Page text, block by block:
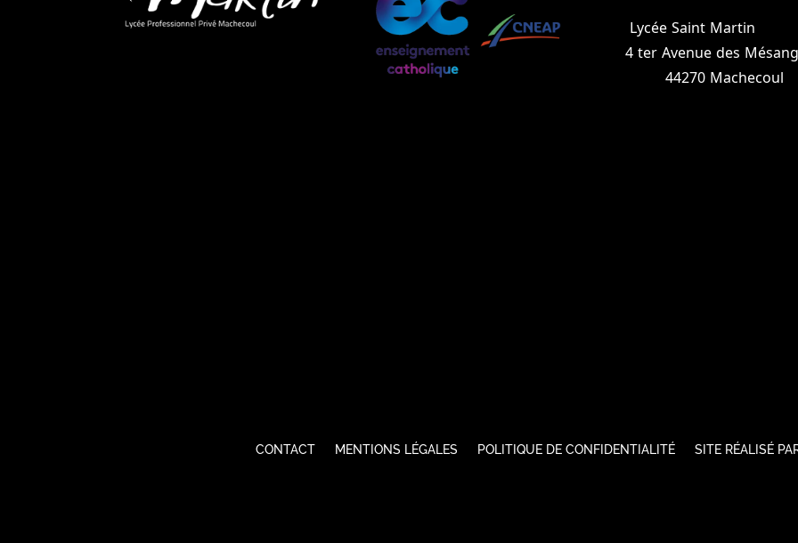
Lycée Saint Martin
4 ter Avenue des
44270 Machecoul
CONTACT MENTIONS LÉGALES POLITIQUE DE CONFIDENTIALITÉ SITE RÉALISÉ